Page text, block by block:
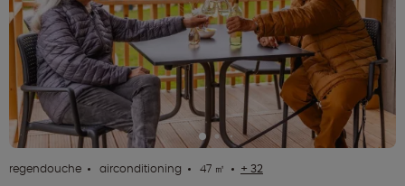
regendouche airconditioning 47 ㎡ + 32